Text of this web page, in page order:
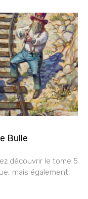
Bulle
découvrir le tome 5
mais également,